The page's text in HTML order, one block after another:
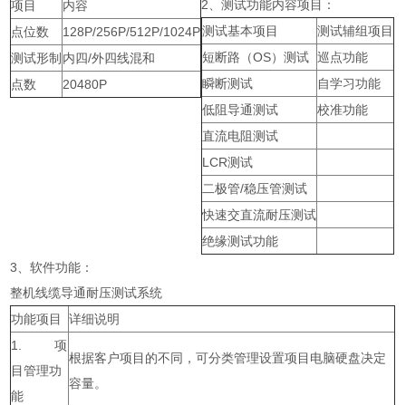
项目
内容
点位数
128P/256P/512P/1024P
测试形制 内四/外四线混和
点数
20480P
2、测试功能内容项目：
测试基本项目
测试辅组项目
短断路（OS）测试 巡点功能
瞬断测试
自学习功能
低阻导通测试
校准功能
直流电阻测试
LCR测试
二极管/稳压管测试
快速交直流耐压测试
绝缘测试功能
3、软件功能：
整机线缆导通耐压测试系统
功能项目
详细说明
1. 项
目管理功
能
根据客户项目的不同，可分类管理设置项目电脑硬盘决定
容量。